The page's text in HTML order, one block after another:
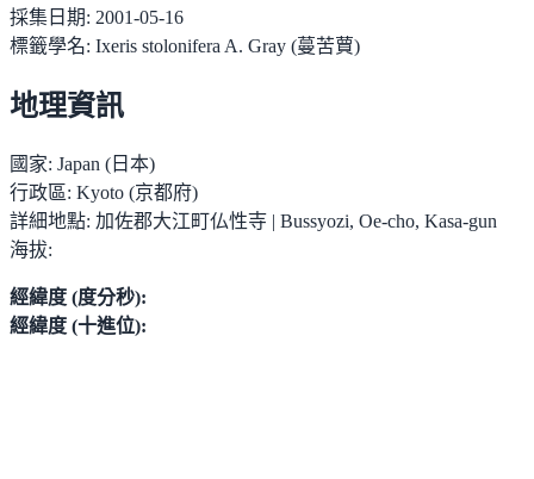
採集日期: 2001-05-16
標籤學名: Ixeris stolonifera A. Gray (蔓苦蕒)
地理資訊
國家: Japan (日本)
行政區: Kyoto (京都府)
詳細地點: 加佐郡大江町仏性寺 | Bussyozi, Oe-cho, Kasa-gun
海拔:
經緯度 (度分秒):
經緯度 (十進位):